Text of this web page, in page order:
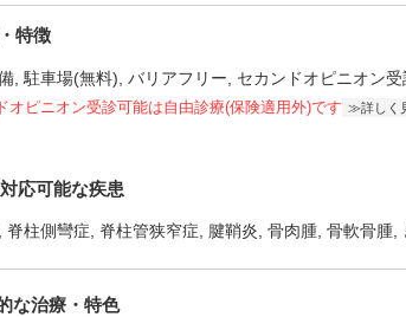
特徴
駐車場(無料) バリアフリー セカンドオピニオン
オピニオン受診可能は自由診療(保険適用外)です 詳しく
応可能な疾患
脊柱側彎症 脊柱管狭窄症 腱鞘炎 骨肉腫 骨軟骨腫
な治療・特色